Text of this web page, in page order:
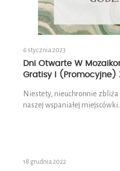
6 stycznia 2023
Dni Otwarte W
Gratisy I (promocyjne)
Niestety, nieuchronnie zbliża
naszej wspaniałej
18 grudnia 2022